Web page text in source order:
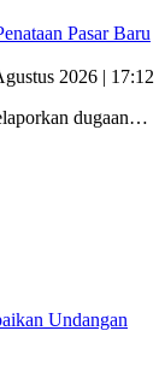
Pasar Baru
2026 | 17:12
dugaan…
Undangan